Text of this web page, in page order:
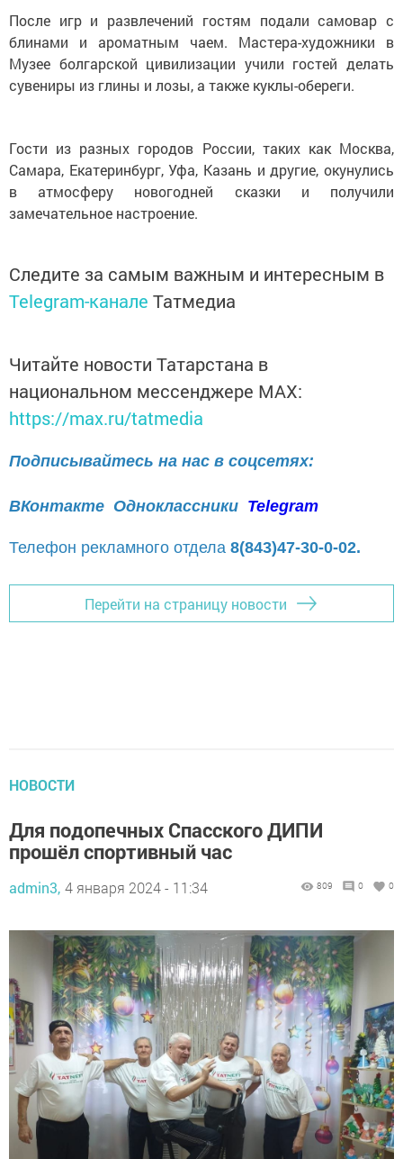
После игр и развлечений гостям подали самовар с
блинами и ароматным чаем. Мастера-художники в
Музее болгарской цивилизации учили гостей делать
сувениры из глины и лозы, а также куклы-обереги.
Гости из разных городов России, таких как Москва,
Самара, Екатеринбург, Уфа, Казань и другие, окунулись
в атмосферу новогодней сказки и получили
замечательное настроение.
Следите за самым важным и интересным в
Telegram-канале Татмедиа
Читайте новости Татарстана в
национальном мессенджере MАХ:
https://max.ru/tatmedia
Подписывайтесь на нас в соцсетях:
ВКонтакте Одноклассники Telegram
Телефон рекламного отдела 8(843)47-30-0-02.
Перейти на страницу новости
НОВОСТИ
Для подопечных Спасского ДИПИ
прошёл спортивный час
admin3, 4 января 2024 - 11:34 809 0 0